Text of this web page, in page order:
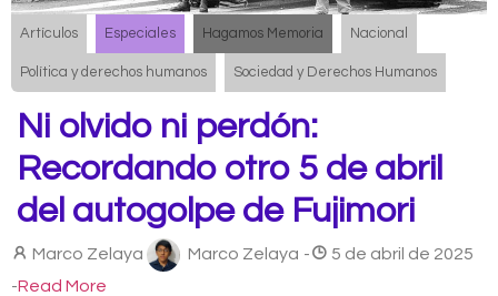
Artículos Especiales Hagamos Memoria Nacional
Política y derechos humanos Sociedad y Derechos Humanos
Ni olvido ni perdón:
Recordando otro 5 de abril
del autogolpe de Fujimori
Marco Zelaya Marco Zelaya -
5 de abril de 2025
-Read More